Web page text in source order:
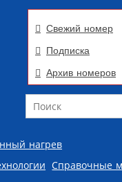
Свежий номер
Подписка
Архив номеров
Поиск
нагрев
Справочные